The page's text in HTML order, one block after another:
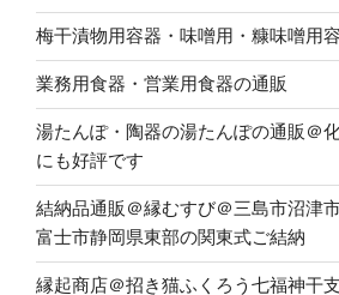
梅干漬物用容器・味噌用・糠味噌用
業務用食器・営業用食器の通販
湯たんぽ・陶器の湯たんぽの通販＠
にも好評です
結納品通販＠縁むすび＠三島市沼津
富士市静岡県東部の関東式ご結納
縁起商店＠招き猫ふくろう七福神干